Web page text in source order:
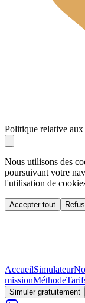
Politique relative
Nous utilisons des
poursuivant votre
l'utilisation de
Accepter tout
AccueilSimulateur
missionMéthode
Simuler gratuitement